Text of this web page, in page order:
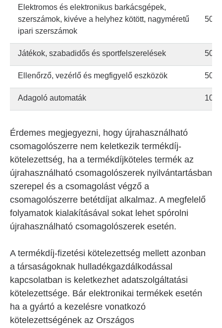
Elektromos és elektronikus barkácsgépek,
szerszámok, kivéve a helyhez kötött, nagyméretű
ipari szerszámok
50
Játékok, szabadidős és sportfelszerelések 50
Ellenőrző, vezérlő és megfigyelő eszközök 50
Adagoló automaták 100
Érdemes megjegyezni, hogy újrahasználható
csomagolószerre nem keletkezik termékdíj-
kötelezettség, ha a termékdíjköteles termék az
újrahasználható csomagolószerek nyilvántartásban
szerepel és a csomagolást végző a
csomagolószerre betétdíjat alkalmaz. A megfelelő
folyamatok kialakításával sokat lehet spórolni
újrahasználható csomagolószerek esetén.
A termékdíj-fizetési kötelezettség mellett azonban
a társaságoknak hulladékgazdálkodással
kapcsolatban is keletkezhet adatszolgáltatási
kötelezettsége. Bár elektronikai termékek esetén
ha a gyártó a kezelésre vonatkozó
kötelezettségének az Országos